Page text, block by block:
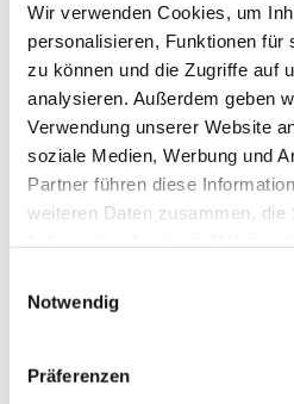
Wir verwenden Cookies, um
personalisieren, Funktionen für
zu können und die Zugriffe auf
analysieren. Außerdem geben
Verwendung unserer Website
soziale Medien, Werbung und
Partner führen diese
weiteren Daten zusammen, die
Notwendig
Präferenzen
GE Ringenwalde –
Götschendorf
15.000 t
20.000 t
10.000 t
5.000 t
1640 m
965 m
680 m